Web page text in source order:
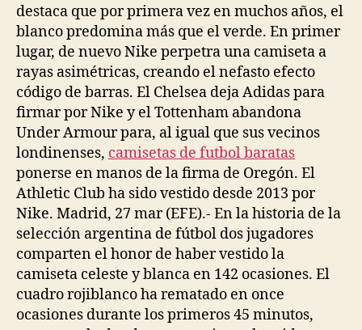
destaca que por primera vez en muchos años, el
blanco predomina más que el verde. En primer
lugar, de nuevo Nike perpetra una camiseta a
rayas asimétricas, creando el nefasto efecto
código de barras. El Chelsea deja Adidas para
firmar por Nike y el Tottenham abandona
Under Armour para, al igual que sus vecinos
londinenses, camisetas de futbol baratas
ponerse en manos de la firma de Oregón. El
Athletic Club ha sido vestido desde 2013 por
Nike. Madrid, 27 mar (EFE).- En la historia de la
selección argentina de fútbol dos jugadores
comparten el honor de haber vestido la
camiseta celeste y blanca en 142 ocasiones. El
cuadro rojiblanco ha rematado en once
ocasiones durante los primeros 45 minutos,